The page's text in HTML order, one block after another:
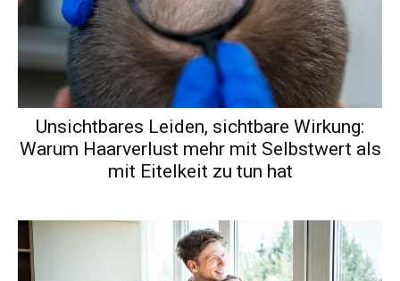
Unsichtbares Leiden, sichtbare Wirkung:
Warum Haarverlust mehr mit Selbstwert als
mit Eitelkeit zu tun hat